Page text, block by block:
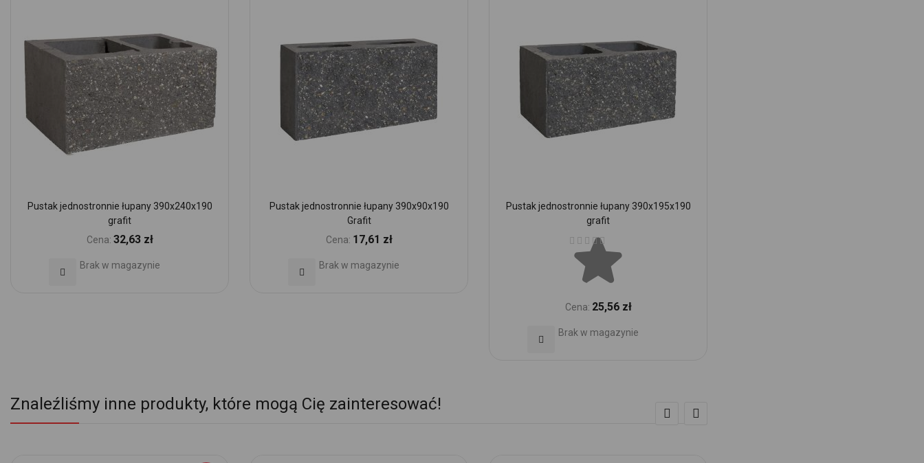
Pustak jednostronnie łupany 390x240x190
grafit
Cena: 32,63 zł
Brak w magazynie
Dodaj
Pustak jednostronnie łupany 390x90x190
Grafit
Cena: 17,61 zł
Brak w magazynie
Dodaj
Pustak jednostronnie łupany 390x195x190
grafit
Ocena:
Cena: 25,56 zł
Brak w magazynie
Dodaj
Znaleźliśmy inne produkty, które mogą Cię zainteresować!